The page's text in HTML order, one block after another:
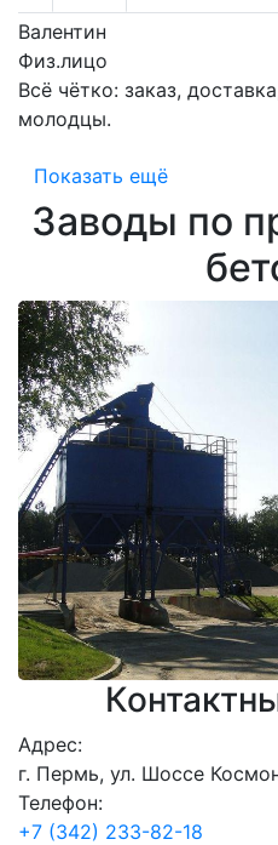
Валентин
Физ.лицо
Всё чётко: заказ,
молодцы.
Показать ещё
Заводы по
Адрес:
г. Пермь, ул. Шоссе
Телефон:
+7 (342) 233-82-18